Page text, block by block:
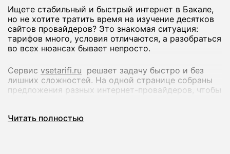
Ищете стабильный и быстрый интернет в Бакале,
но не хотите тратить время на изучение десятков
сайтов провайдеров? Это знакомая ситуация:
тарифов много, условия отличаются, а разобраться
во всех нюансах бывает непросто.
Сервис vsetarifi.ru решает задачу быстро и без
лишних сложностей. На одной странице собраны
предложения разных интернет-провайдеров, чтобы
Читать полностью